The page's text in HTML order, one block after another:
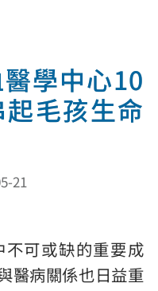
學中心10
毛孩生命
21
不可或缺的重要成
醫病關係也日益重